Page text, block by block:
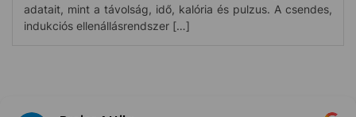
adatait, mint a távolság, idő, kalória és pulzus. A csendes,
indukciós ellenállásrendszer […]